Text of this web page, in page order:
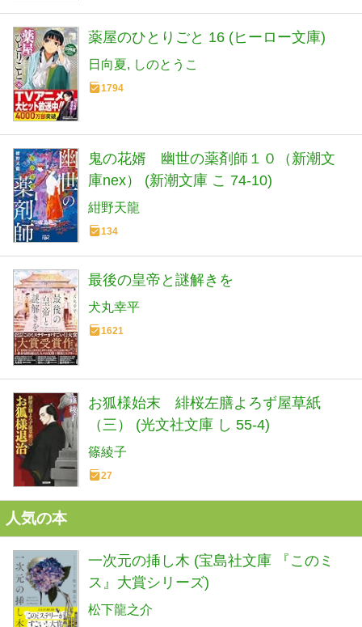
薬屋のひとりごと 16 (ヒーロー文庫)
日向夏 しのとうこ
1794
鬼の花婿 幽世の薬剤師１０（新潮文
庫nex） (新潮文庫 こ 74-10)
紺野天龍
134
最後の皇帝と謎解きを
犬丸幸平
1621
お狐様始末 緋桜左膳よろず屋草紙
（三） (光文社文庫 し 55-4)
篠綾子
27
人気の本
一次元の挿し木 (宝島社文庫 『このミ
ス』大賞シリーズ)
松下龍之介